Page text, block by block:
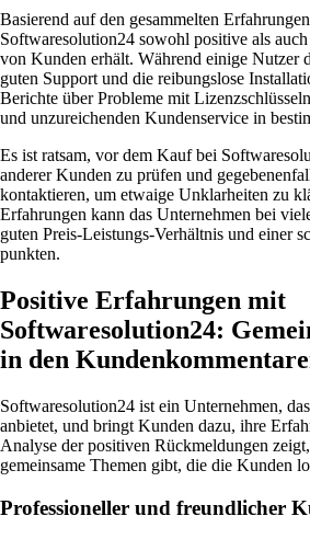
Basierend auf den gesammelten
Softwaresolution24 sowohl positive als
von Kunden erhält. Während einige Nutzer
guten Support und die reibungslose
Berichte über Probleme mit
und unzureichenden Kundenservice in
Es ist ratsam, vor dem Kauf bei
anderer Kunden zu prüfen und
kontaktieren, um etwaige Unklarheiten zu
Erfahrungen kann das Unternehmen bei
guten Preis-Leistungs-Verhältnis und einer
punkten.
Positive Erfahrungen mit
Softwaresolution24:
in den
Softwaresolution24 ist ein Unternehmen,
anbietet, und bringt Kunden dazu, ihre
Analyse der positiven Rückmeldungen
gemeinsame Themen gibt, die die Kunden
Professioneller und freundlicher